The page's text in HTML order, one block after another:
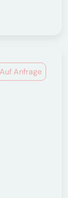
Auf Anfrage